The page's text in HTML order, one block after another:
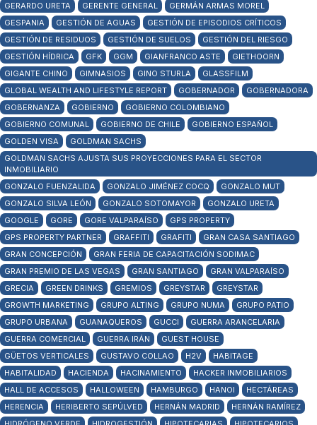
GERARDO URETA
GERENTE GENERAL
GERMÁN ARMAS MOREL
GESPANIA
GESTIÓN DE AGUAS
GESTIÓN DE EPISODIOS CRÍTICOS
GESTIÓN DE RESIDUOS
GESTIÓN DE SUELOS
GESTIÓN DEL RIESGO
GESTIÓN HÍDRICA
GFK GGM GIANFRANCO ASTE
GIETHOORN
GIGANTE CHINO
GIMNASIOS GINO STURLA
GLASSFILM
GLOBAL WEALTH AND LIFESTYLE REPORT
GOBERNADOR
GOBERNADORA
GOBERNANZA
GOBIERNO
GOBIERNO COLOMBIANO
GOBIERNO COMUNAL
GOBIERNO DE CHILE
GOBIERNO ESPAÑOL
GOLDEN VISA
GOLDMAN SACHS
GOLDMAN SACHS AJUSTA SUS PROYECCIONES PARA EL SECTOR
INMOBILIARIO
GONZALO FUENZALIDA
GONZALO JIMÉNEZ COCQ
GONZALO MUT
GONZALO SILVA LEÓN
GONZALO SOTOMAYOR
GONZALO URETA
GOOGLE
GORE GORE VALPARAÍSO
GPS PROPERTY
GPS PROPERTY PARTNER
GRAFFITI GRAFITI
GRAN CASA SANTIAGO
GRAN CONCEPCIÓN
GRAN FERIA DE CAPACITACIÓN SODIMAC
GRAN PREMIO DE LAS VEGAS
GRAN SANTIAGO
GRAN VALPARAÍSO
GRECIA
GREEN DRINKS GREMIOS GREYSTAR
GREYSTAR
GROWTH MARKETING
GRUPO ALTING GRUPO NUMA
GRUPO PATIO
GRUPO URBANA
GUANAQUEROS GUCCI
GUERRA ARANCELARIA
GUERRA COMERCIAL
GUERRA IRÁN
GUEST HOUSE
GÜETOS VERTICALES
GUSTAVO COLLAO H2V
HABITAGE
HABITALIDAD
HACIENDA HACINAMIENTO
HACKER INMOBILIARIOS
HALL DE ACCESOS
HALLOWEEN HAMBURGO HANOI
HECTÁREAS
HERENCIA
HERIBERTO SEPÚLVED HERNÁN MADRID
HERNÁN RAMÍREZ